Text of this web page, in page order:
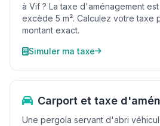
à Vif ? La taxe d'aménagement
excède 5 m². Calculez votre taxe
montant exact.
Simuler ma taxe
Carport et taxe
Une pergola servant d'abri